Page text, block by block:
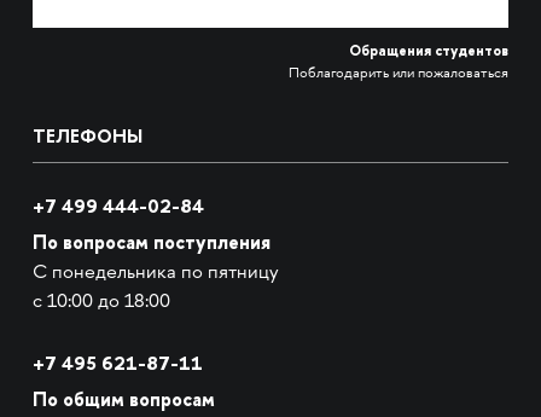
Обращения студентов
Поблагодарить или пожаловаться
ТЕЛЕФОНЫ
+7 499 444-02-84
По вопросам поступления
С понедельника по пятницу
с 10:00 до 18:00
+7 495 621-87-11
По общим вопросам